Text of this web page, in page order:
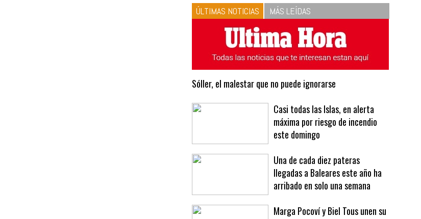
respeta las proporciones.
Recetas de vinagreta
ÚLTIMAS NOTICIAS MÁS LEÍDAS
Sóller, el malestar que no puede ignorarse
máxima por riesgo de incendio
este domingo
llegadas a Baleares este año ha